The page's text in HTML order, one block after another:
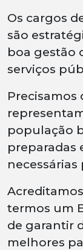
Os cargos
são
boa gestão
serviços
Precisamos
população
preparadas
necessárias
termos um
de garantir
melhores